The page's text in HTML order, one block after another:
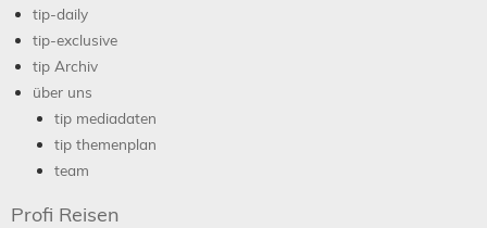
tip-daily
tip-exclusive
tip Archiv
über uns
tip mediadaten
tip themenplan
team
Profi Reisen